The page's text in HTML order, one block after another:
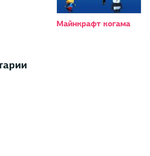
Майнкрафт когама